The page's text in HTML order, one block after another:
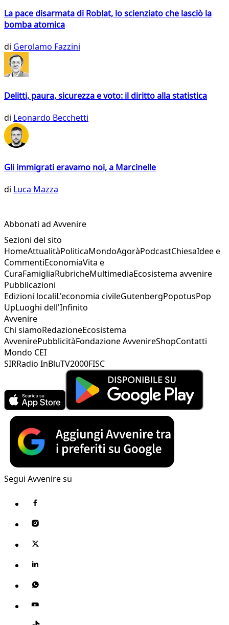
La pace disarmata di Roblat, lo scienziato che lasciò la
bomba atomica
di Gerolamo Fazzini
Delitti, paura, sicurezza e voto: il diritto alla statistica
di Leonardo Becchetti
Gli immigrati eravamo noi, a Marcinelle
di Luca Mazza
Abbonati ad Avvenire
Sezioni del sito
HomeAttualitàPoliticaMondoAgoràPodcastChiesaIdee e
CommentiEconomiaVita e
CuraFamigliaRubricheMultimediaEcosistema avvenire
Pubblicazioni
Edizioni localiL'economia civileGutenbergPopotusPop
UpLuoghi dell'Infinito
Avvenire
Chi siamoRedazioneEcosistema
AvvenirePubblicitàFondazione AvvenireShopContatti
Mondo CEI
SIRRadio InBluTV2000FISC
Segui Avvenire su